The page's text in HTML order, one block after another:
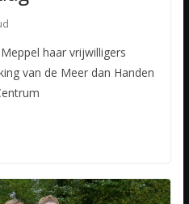
haar vrijwilligers
van de Meer dan Handen